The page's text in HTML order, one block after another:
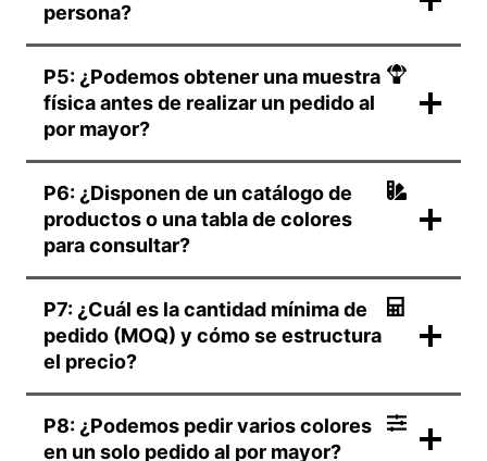
persona?
P5: ¿Podemos obtener una muestra
física antes de realizar un pedido al
por mayor?
P6: ¿Disponen de un catálogo de
productos o una tabla de colores
para consultar?
P7: ¿Cuál es la cantidad mínima de
pedido (MOQ) y cómo se estructura
el precio?
P8: ¿Podemos pedir varios colores
en un solo pedido al por mayor?